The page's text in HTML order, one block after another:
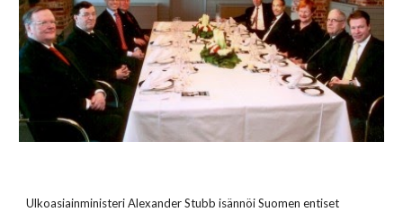
Ulkoasiainministeri Alexander Stubb isännöi Suomen entiset